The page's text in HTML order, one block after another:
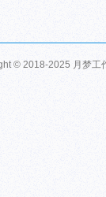
© 2018-2025 月梦工